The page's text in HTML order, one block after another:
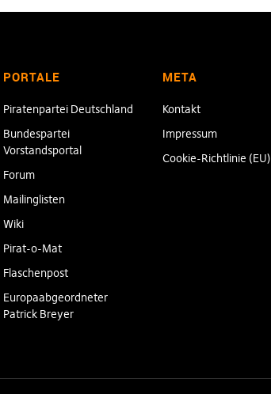
PORTALE
Piratenpartei Deutschland
Bundespartei
Vorstandsportal
Forum
Mailinglisten
Wiki
Pirat-o-Mat
Flaschenpost
Europaabgeordneter
Patrick Breyer
META
Kontakt
Impressum
Cookie-Richtlinie (EU)